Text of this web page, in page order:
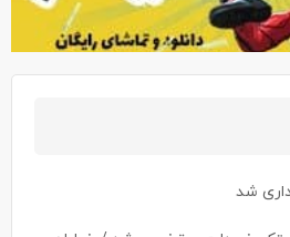
شد